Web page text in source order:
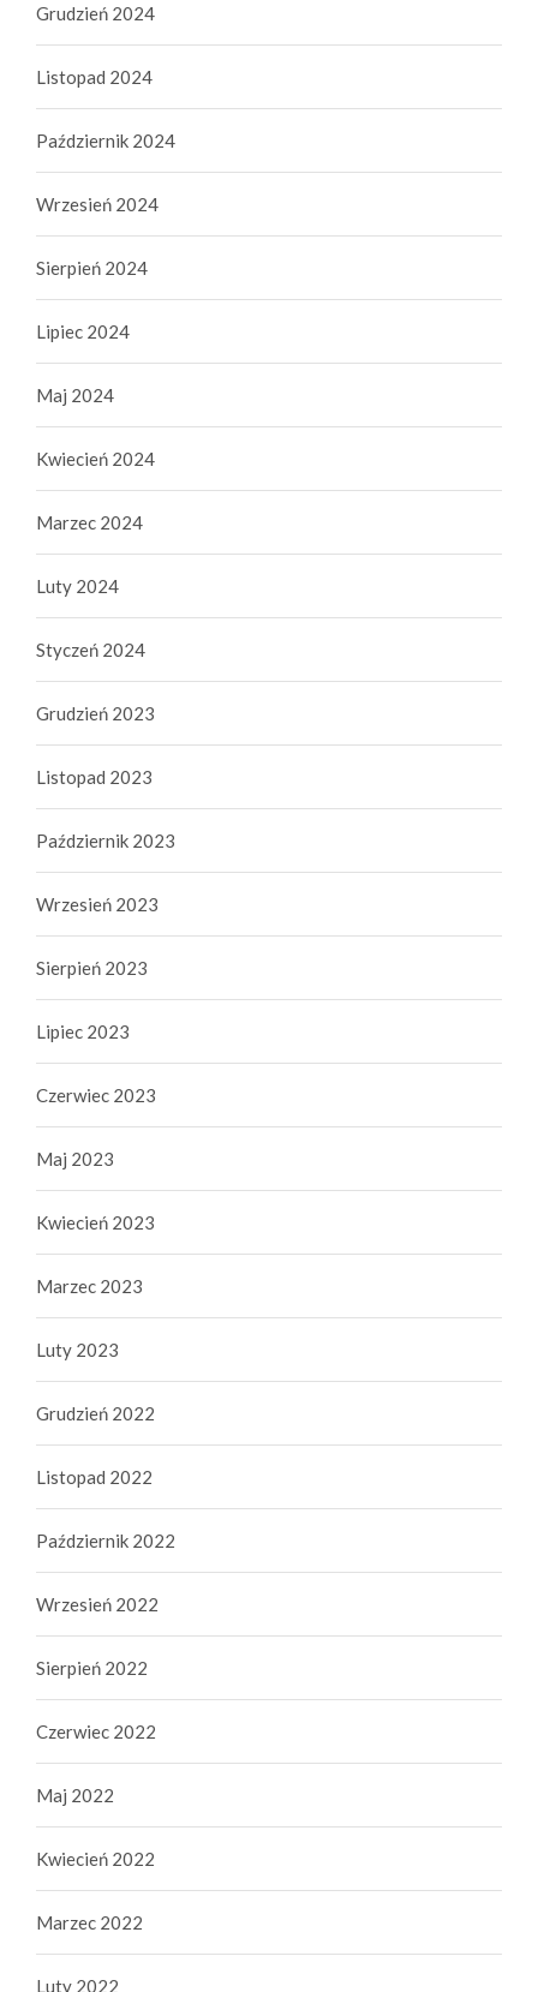
Grudzień 2024
Listopad 2024
Październik 2024
Wrzesień 2024
Sierpień 2024
Lipiec 2024
Maj 2024
Kwiecień 2024
Marzec 2024
Luty 2024
Styczeń 2024
Grudzień 2023
Listopad 2023
Październik 2023
Wrzesień 2023
Sierpień 2023
Lipiec 2023
Czerwiec 2023
Maj 2023
Kwiecień 2023
Marzec 2023
Luty 2023
Grudzień 2022
Listopad 2022
Październik 2022
Wrzesień 2022
Sierpień 2022
Czerwiec 2022
Maj 2022
Kwiecień 2022
Marzec 2022
Luty 2022